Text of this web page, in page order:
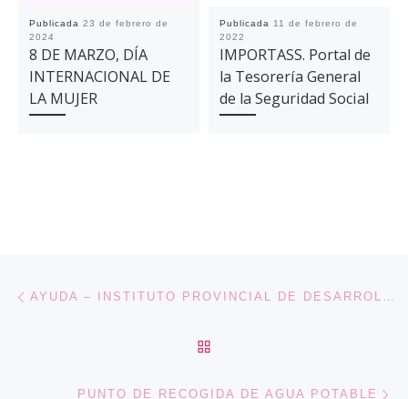
Publicada 23 de febrero de
2024
8 DE MARZO, DÍA
INTERNACIONAL DE
LA MUJER
Publicada 11 de febrero de
2022
IMPORTASS. Portal de
la Tesorería General
de la Seguridad Social
Navegación de entradas AYUDA – INSTITUTO PROVINCIAL DE DESARROLLO ECONÓMICO DE CÓRDOBA – IPRODECO
PUNTO DE RECOGIDA DE AGUA POTABLE